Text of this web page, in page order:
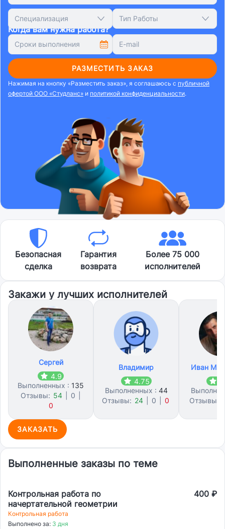
Специализация Тип Работы
Когда вам нужна работа?
РАЗМЕСТИТЬ ЗАКАЗ
Нажимая на кнопку «Разместить заказ», я соглашаюсь с публичной
офертой ООО «Студланс» и политикой конфиденциальности.
Безопасная
сделка
Гарантия
возврата
Более 75 000
исполнителей
Закажи у лучших исполнителей
Сергей
4.9
Выполненных : 135
Отзывы: 54 0
0
Владимир
4.75
Выполненных : 44
Отзывы: 24 0 0
Иван
Отзывы:
ЗАКАЗАТЬ
Выполненные заказы по теме
Контрольная работа по
начертательной геометрии
400 ₽
Контрольная работа
Выполнено за: 3 дня